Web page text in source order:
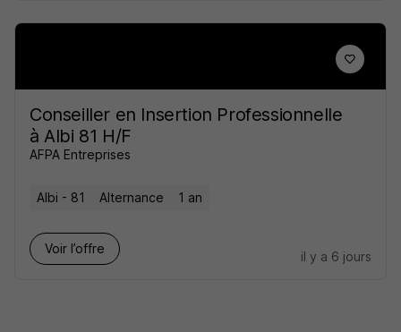
Conseiller en Insertion Professionnelle
à Albi 81 H/F
AFPA Entreprises
Albi - 81 Alternance 1 an
Voir l’offre
il y a 6 jours